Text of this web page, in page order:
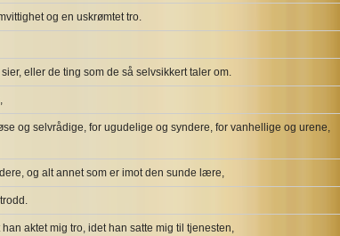
og en uskrømtet tro.
eller de ting som de så selvsikkert taler om.
og selvrådige, for ugudelige og syndere, for vanhellige og urene,
og alt annet som er imot den sunde lære,
aktet mig tro, idet han satte mig til tjenesten,